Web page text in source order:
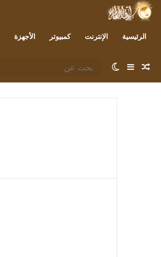
الرئيسية الإنترنت كمبيوتر الأجهزة
مقال عشوائي
إضافة عمود جانبي
الوضع المظلم